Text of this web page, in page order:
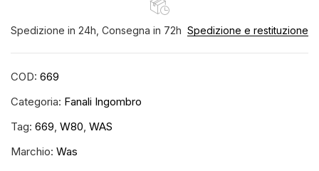
Spedizione in 24h, Consegna in 72h Spedizione e restituzione
COD: 669
Categoria: Fanali Ingombro
Tag: 669, W80, WAS
Marchio: Was